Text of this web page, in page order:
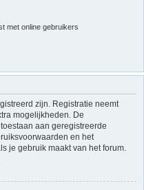
met online gebruikers
zijn. Registratie neemt
mogelijkheden. De
aan geregistreerde
en het
je gebruik maakt van het forum.